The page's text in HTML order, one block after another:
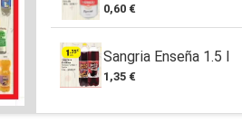
0,60 €
Sangria Enseña 1.5 l
1,35 €